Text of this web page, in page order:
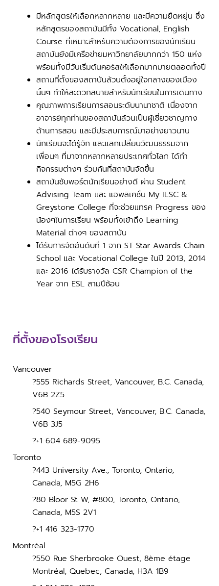
มีหลักสูตรให้เลือกหลากหลาย และมีความยืดหยุ่น ซึ่ง
หลักสูตรของสถาบันมีทั้ง Vocational, English
Course ที่เหมาะสำหรับความต้องการของนักเรียน
สถาบันยังมีเครือข่ายมหาวิทยาลัยมากกว่า 150 แห่ง
พร้อมทั้งมีวันเริ่มต้นคอร์สให้เลือกมากมายตลอดทั้งปี
สถานที่ตั้งของสถาบันล้วนตั้งอยู่ใจกลางของเมือง
นั้นๆ ทำให้สะดวกสบายสำหรับนักเรียนในการเดินทาง
คุณภาพการเรียนการสอนระดับนานาชาติ เนื่องจาก
อาจารย์ทุกท่านของสถาบันล้วนเป็นผู้เชี่ยวชาญทาง
ด้านการสอน และมีประสบการณ์มาอย่างยาวนาน
นักเรียนจะได้รู้จัก และแลกเปลี่ยนวัฒนธรรมจาก
เพื่อนๆ ที่มาจากหลากหลายประเทศทั่วโลก ได้ทำ
กิจกรรมต่างๆ ร่วมกันที่สถาบันจัดขึ้น
สถาบันซับพอร์ตนักเรียนอย่างดี ผ่าน Student
Advising Team และ แอพลิเคชั่น My ILSC &
Greystone College ที่จะช่วยแทรค Progress ของ
น้องๆในการเรียน พร้อมทั้งเข้าถึง Learning
Material ต่างๆ ของสถาบัน
ได้รับการจัดอันดับที่ 1 จาก ST Star Awards Chain
School และ Vocational College ในปี 2013, 2014
และ 2016 ได้รับรางวัล CSR Champion of the
Year จาก ESL สามปีซ้อน
ที่ตั้งของโรงเรียน
Vancouver
?555 Richards Street, Vancouver, B.C. Canada,
V6B 2Z5
?540 Seymour Street, Vancouver, B.C. Canada,
V6B 3J5
?+1 604 689-9095
Toronto
?443 University Ave., Toronto, Ontario,
Canada, M5G 2H6
?80 Bloor St W, #800, Toronto, Ontario,
Canada, M5S 2V1
?+1 416 323-1770
Montréal
?550 Rue Sherbrooke Ouest, 8ème étage
Montréal, Quebec, Canada, H3A 1B9